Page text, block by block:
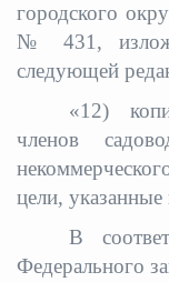
городского
№ 431,
следующей
«12)
членов
цели, указанные
В
Федерального